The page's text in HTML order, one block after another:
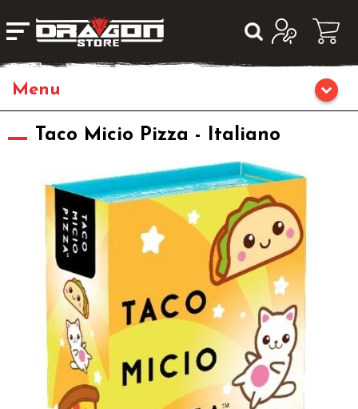
Home
Librigame
Fumetti & Romanzi
Giochi di Carte Collezionabili
Miniature
Taco Micio Pizza - Italiano